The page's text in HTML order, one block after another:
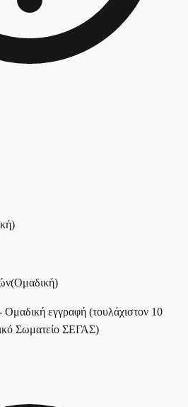
)
(Ομαδική)
εγγραφή (τουλάχιστον 10
Σωματείο ΣΕΓΑΣ)